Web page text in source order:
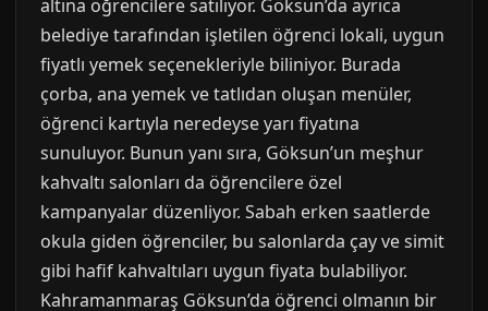
altına öğrencilere satılıyor. Göksun’da ayrıca
belediye tarafından işletilen öğrenci lokali, uygun
fiyatlı yemek seçenekleriyle biliniyor. Burada
çorba, ana yemek ve tatlıdan oluşan menüler,
öğrenci kartıyla neredeyse yarı fiyatına
sunuluyor. Bunun yanı sıra, Göksun’un meşhur
kahvaltı salonları da öğrencilere özel
kampanyalar düzenliyor. Sabah erken saatlerde
okula giden öğrenciler, bu salonlarda çay ve simit
gibi hafif kahvaltıları uygun fiyata bulabiliyor.
Kahramanmaraş Göksun’da öğrenci olmanın bir